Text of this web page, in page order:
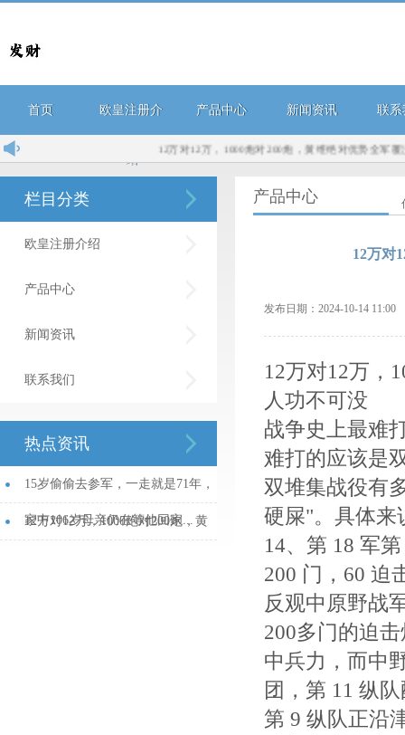
首页 欧皇注册介
绍
产品中心 新闻资讯 联系
12万对12万，1000炮对200炮，黄维绝对优势全军覆没，蒋
栏目分类
欧皇注册介绍
产品中心
新闻资讯
联系我们
热点资讯
15岁偷偷去参军，一走就是71年，
家中106岁母亲仍在等他回家...
12万对12万，1000炮对200炮，黄
产品中心
12万对
发布日期：2024-10-14
12万对12万，
人功不可没
战争史上最难
难打的应该是
双堆集战役有
硬屎"。具体来
14、第 18 军
200 门，60 迫
反观中原野战
200多门的迫
中兵力，而中
团，第 11 纵
第 9 纵队正沿